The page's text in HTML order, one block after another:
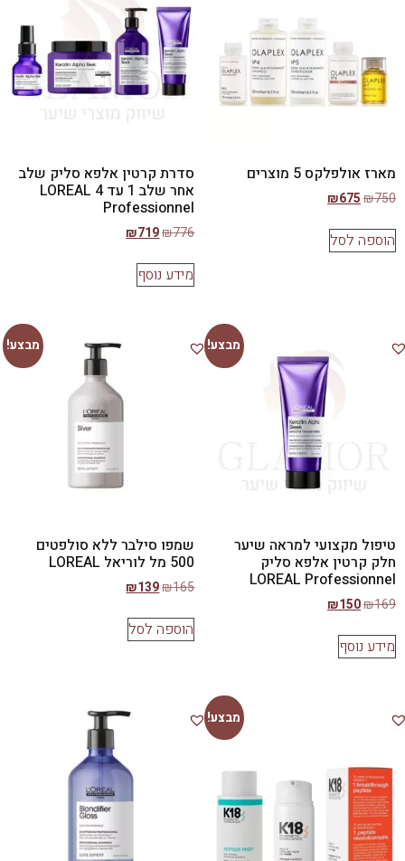
מארז אולפלקס 5 מוצרים
₪750
₪675
הוספה לסל
סדרת קרטין אלפא סליק שלב
אחר שלב 1 עד 4 LOREAL
Professionnel
₪776
₪719
מידע נוסף
מבצע!
​טיפול מקצועי למראה שיער
חלק קרטין אלפא סליק
LOREAL Professionnel
₪169
₪150
מידע נוסף
מבצע!
שמפו סילבר ללא סולפטים
500 מל לוריאל LOREAL
₪165
₪139
הוספה לסל
מבצע!